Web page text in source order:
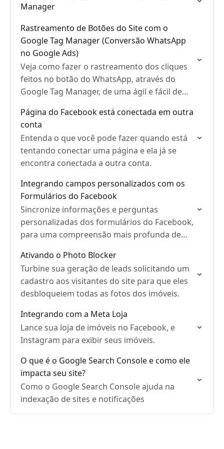
Manager
Rastreamento de Botões do Site com o
Google Tag Manager (Conversão WhatsApp
no Google Ads)
Veja como fazer o rastreamento dos cliques
feitos no botão do WhatsApp, através do
Google Tag Manager, de uma ágil e fácil de
Página do Facebook está conectada em outra
conta
Entenda o que você pode fazer quando está
tentando conectar uma página e ela já se
encontra conectada a outra conta.
Integrando campos personalizados com os
Formulários do Facebook
Sincronize informações e perguntas
personalizadas dos formulários do Facebook,
para uma compreensão mais profunda de
Ativando o Photo Blocker
Turbine sua geração de leads solicitando um
cadastro aos visitantes do site para que eles
desbloqueiem todas as fotos dos imóveis.
Integrando com a Meta Loja
Lance sua loja de imóveis no Facebook, e
Instagram para exibir seus imóveis.
O que é o Google Search Console e como ele
impacta seu site?
Como o Google Search Console ajuda na
indexação de sites e notificações